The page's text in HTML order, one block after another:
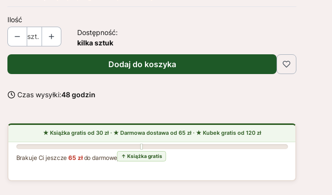
Ilość
szt.
Dostępność:
kilka sztuk
Dodaj do koszyka
Czas wysyłki:48 godzin
Brakuje Ci jeszcze65 złdo darmowej dostawy